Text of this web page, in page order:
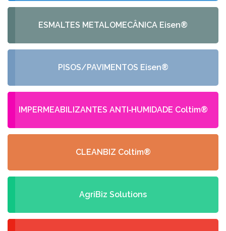
ESMALTES METALOMECÂNICA Eisen®
PISOS/PAVIMENTOS Eisen®
IMPERMEABILIZANTES ANTI‑HUMIDADE Coltim®
CLEANBIZ Coltim®
AgriBiz Solutions